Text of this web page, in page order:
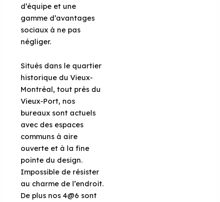
d’équipe et une
gamme d’avantages
sociaux à ne pas
négliger.
Situés dans le quartier
historique du Vieux-
Montréal, tout près du
Vieux-Port, nos
bureaux sont actuels
avec des espaces
communs à aire
ouverte et à la fine
pointe du design.
Impossible de résister
au charme de l’endroit.
De plus nos 4@6 sont